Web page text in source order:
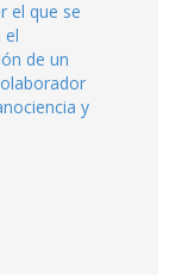
el que se
el
de un
y